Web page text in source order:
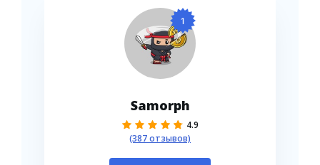
1
Samorph
4.9
(387 отзывов)